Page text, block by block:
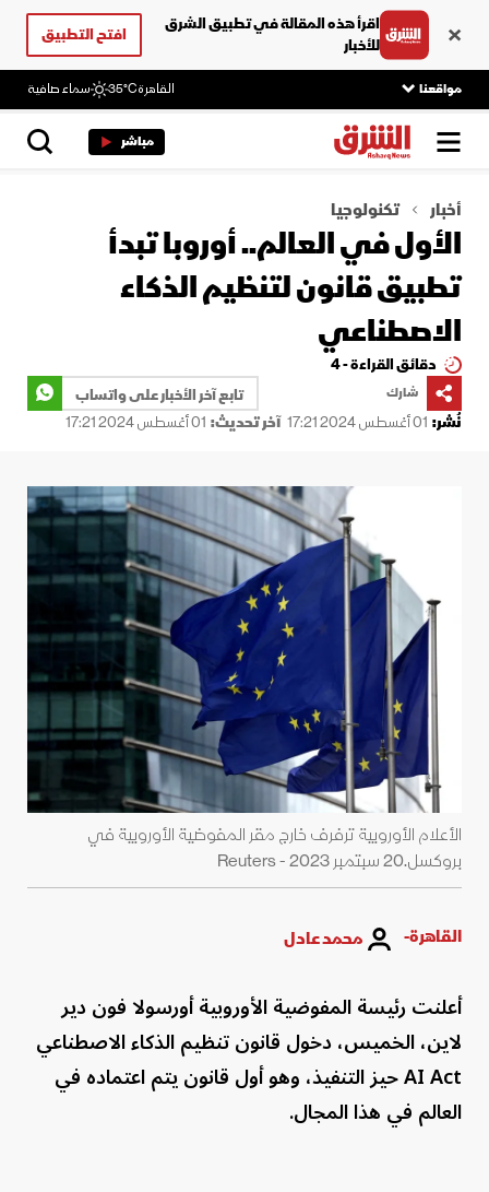
اقرأ هذه المقالة في تطبيق الشرق
للأخبار
افتح التطبيق
مواقعنا القاهرة35°C سماء صافية
مباشر
أخبار تكنولوجيا
الأول في العالم.. أوروبا تبدأ
تطبيق قانون لتنظيم الذكاء
الاصطناعي
دقائق القراءة - 4
شارك
تابع آخر الأخبار على واتساب
نُشر: 01 أغسطس 2024 17:21 آخر تحديث: 01 أغسطس 2024 17:21
الأعلام الأوروبية ترفرف خارج مقر المفوضية الأوروبية في
بروكسل.20 سبتمبر 2023 - Reuters
القاهرة- محمد عادل
أعلنت رئيسة المفوضية الأوروبية أورسولا فون دير
لاين، الخميس، دخول قانون تنظيم الذكاء الاصطناعي
AI Act حيز التنفيذ، وهو أول قانون يتم اعتماده في
العالم في هذا المجال.